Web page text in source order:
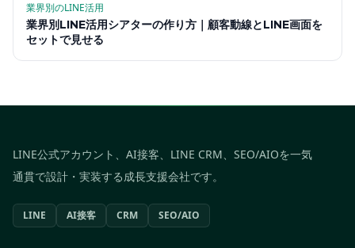
業界別のLINE活用
業界別LINE活用シアターの作り方｜顧客動線とLINE画面を
セットで見せる
LINE公式アカウント、AI接客、LINE CRM、SEO/AIOを一気
通貫で設計・実装する成長支援会社です。
LINE AI接客 CRM SEO/AIO